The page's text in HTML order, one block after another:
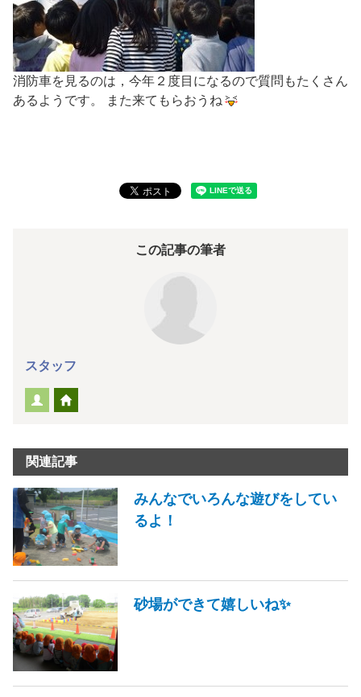
消防車を見るのは，今年２度目になるので質問もたくさん
あるようです。 また来てもらおうね
この記事の筆者
スタッフ
関連記事
みんなでいろんな遊びをしてい
るよ！
砂場ができて嬉しいね✨